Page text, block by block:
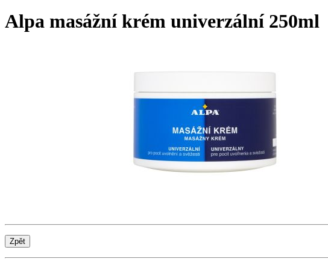
Alpa masážní krém univerzální 250ml